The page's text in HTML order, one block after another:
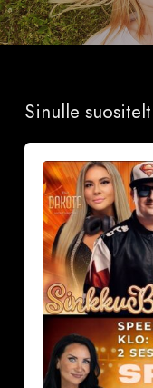
Sinulle
19.9.2026
Deittisirkus
Speed
Dating,
Tulisuudelma/
Vantaalla